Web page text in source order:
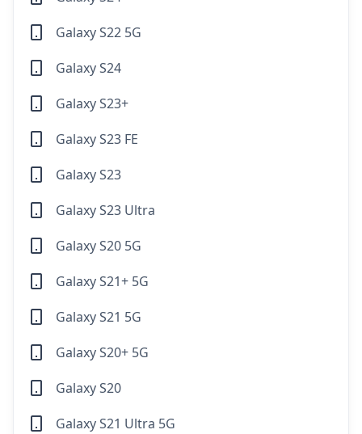
Galaxy S22 5G
Galaxy S24
Galaxy S23+
Galaxy S23 FE
Galaxy S23
Galaxy S23 Ultra
Galaxy S20 5G
Galaxy S21+ 5G
Galaxy S21 5G
Galaxy S20+ 5G
Galaxy S20
Galaxy S21 Ultra 5G